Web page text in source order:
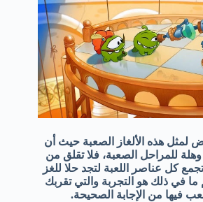
لمثل هذه الألغاز الصعبة حيث أن
للمراحل الصعبة، فلا تقلق من
كل عناصر اللعبة لتجد حلا للغز
في ذلك هو التجربة والتي تقربك
فيها من الإجابة الصحيحة.